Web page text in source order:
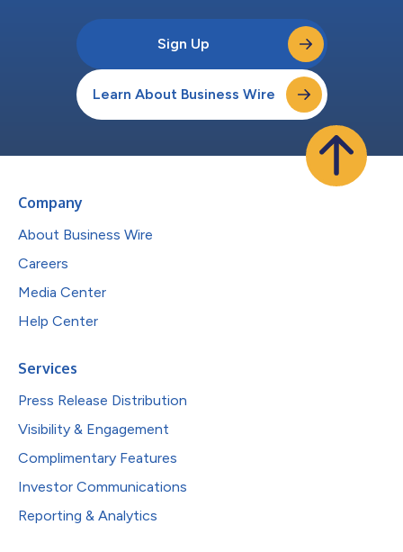
Sign Up
Learn About Business Wire
Company
About Business Wire
Careers
Media Center
Help Center
Services
Press Release Distribution
Visibility & Engagement
Complimentary Features
Investor Communications
Reporting & Analytics